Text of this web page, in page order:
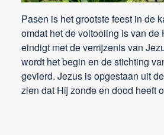
Pasen is het grootste feest in de
omdat het de voltooiing is van
eindigt met de verrijzenis van
wordt het begin en de stichting
gevierd. Jezus is opgestaan uit
zien dat Hij zonde en dood heeft